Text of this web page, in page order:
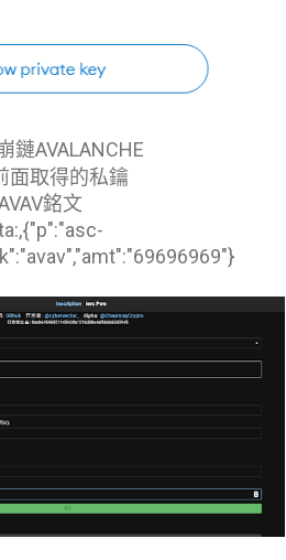
鏈AVALANCHE
面取得的私鑰
銘文